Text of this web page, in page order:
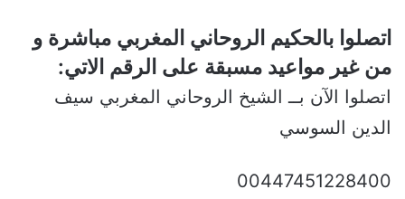
اتصلوا بالحكيم الروحاني المغربي مباشرة و
من غير مواعيد مسبقة على الرقم الاتي:
اتصلوا الآن بــ الشيخ الروحاني المغربي سيف
الدين السوسي
00447451228400